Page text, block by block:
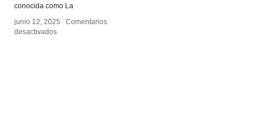
conocida como La
junio 12, 2025 / Comentarios
desactivadosen
junio 12, 2025 / Comentarios
desactivadosen